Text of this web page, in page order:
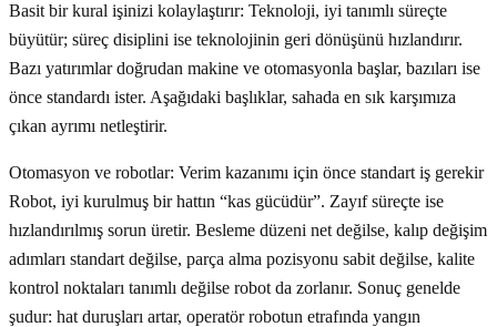
Basit bir kural işinizi kolaylaştırır: Teknoloji, iyi tanımlı süreçte
büyütür; süreç disiplini ise teknolojinin geri dönüşünü hızlandırır.
Bazı yatırımlar doğrudan makine ve otomasyonla başlar, bazıları ise
önce standardı ister. Aşağıdaki başlıklar, sahada en sık karşımıza
çıkan ayrımı netleştirir.
Otomasyon ve robotlar: Verim kazanımı için önce standart iş gerekir
Robot, iyi kurulmuş bir hattın “kas gücüdür”. Zayıf süreçte ise
hızlandırılmış sorun üretir. Besleme düzeni net değilse, kalıp değişim
adımları standart değilse, parça alma pozisyonu sabit değilse, kalite
kontrol noktaları tanımlı değilse robot da zorlanır. Sonuç genelde
şudur: hat duruşları artar, operatör robotun etrafında yangın